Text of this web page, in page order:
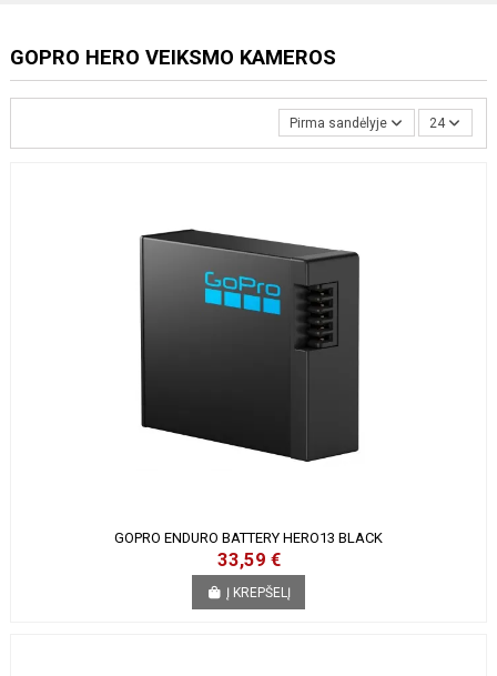
GOPRO HERO VEIKSMO KAMEROS
Pirma sandėlyje 24
GOPRO ENDURO BATTERY HERO13 BLACK
33,59 €
Į KREPŠELĮ